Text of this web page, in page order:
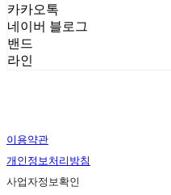
카카오톡
네이버 블로그
밴드
라인
이용약관
개인정보처리방침
사업자정보확인